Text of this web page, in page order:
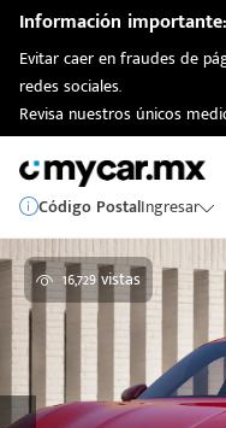
Información importante:
Evitar caer en fraudes de
redes sociales.
Revisa nuestros únicos
Código PostalIngresar
16,729 vistas